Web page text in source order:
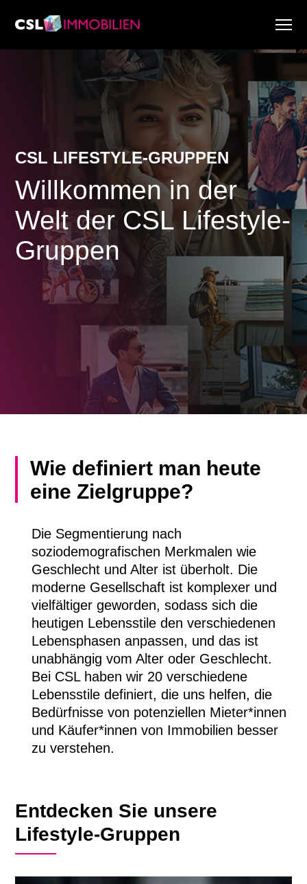
Immobiliensuche
Karriere
Dienstleistungen
Research & Marktberichte
CSL LIFESTYLE-GRUPPEN
Willkommen in der
Welt der CSL Lifestyle-
Gruppen
Wie definiert man heute
eine Zielgruppe?
Die Segmentierung nach
soziodemografischen Merkmalen wie
Geschlecht und Alter ist überholt. Die
moderne Gesellschaft ist komplexer und
vielfältiger geworden, sodass sich die
heutigen Lebensstile den verschiedenen
Lebensphasen anpassen, und das ist
unabhängig vom Alter oder Geschlecht.
Bei CSL haben wir 20 verschiedene
Lebensstile definiert, die uns helfen, die
Bedürfnisse von potenziellen Mieter*innen
und Käufer*innen von Immobilien besser
zu verstehen.
Entdecken Sie unsere
Lifestyle-Gruppen